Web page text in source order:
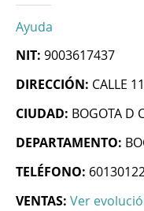
Ayuda
NIT: 9003617437
DIRECCIÓN: CALLE
CIUDAD: BOGOTA D
DEPARTAMENTO:
TELÉFONO:
VENTAS: Ver